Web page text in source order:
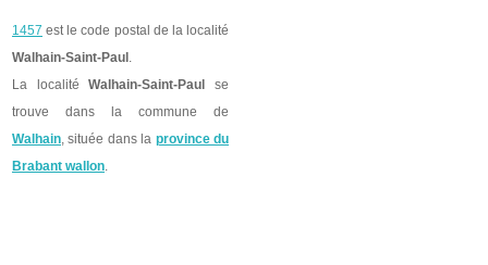
1457 est le code postal de la localité
Walhain-Saint-Paul .
La localitéWalhain-Saint-Paul
se
trouve dans la commune de
Walhain, située dans la province du
Brabant wallon.